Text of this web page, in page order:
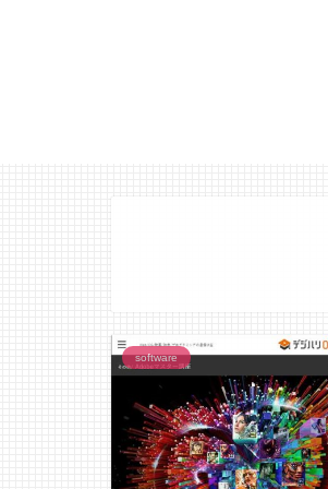
software